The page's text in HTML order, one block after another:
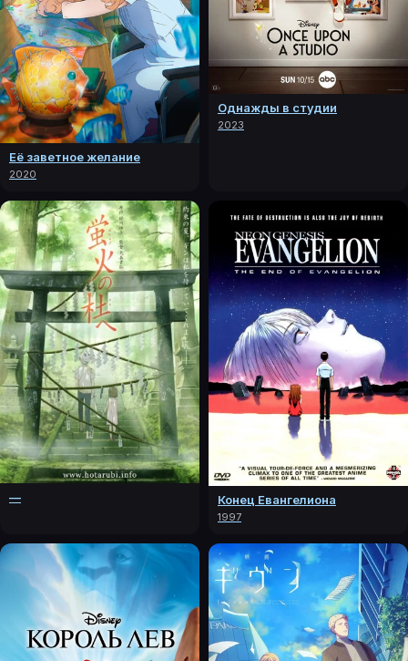
Её заветное желание
2020
Однажды в студии
2023
— Конец Евангелиона
1997